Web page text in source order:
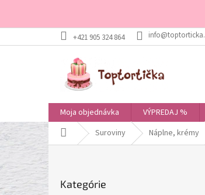
na
+421 905 324 864
Moja objednávka VÝPREDAJ %
DomovSuroviny Náplne, krémy
o
kategórie
Kategórie